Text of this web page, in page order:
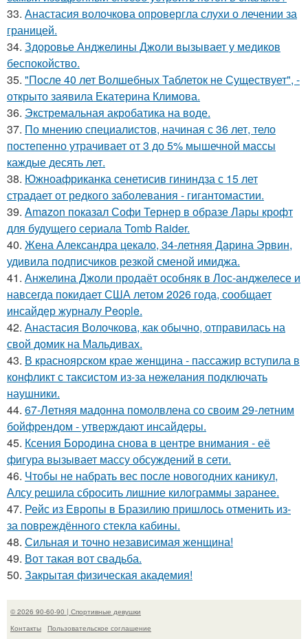
33. Анастасия волочкова опровергла слухи о лечении за
границей.
34. Здоровье Анджелины Джоли вызывает у медиков
беспокойство.
35. "После 40 лет Волшебных Таблеток не Существует", -
открыто заявила Екатерина Климова.
36. Экстремальная акробатика на воде.
37. По мнению специалистов, начиная с 36 лет, тело
постепенно утрачивает от 3 до 5% мышечной массы
каждые десять лет.
38. Южноафриканка сенетисив гининдза с 15 лет
страдает от редкого заболевания - гигантомастии.
39. Amazon показал Софи Тернер в образе Лары крофт
для будущего сериала Tomb Raider.
40. Жена Александра цекало, 34-летняя Дарина Эрвин,
удивила подписчиков резкой сменой имиджа.
41. Анжелина Джоли продаёт особняк в Лос-анджелесе и
навсегда покидает США летом 2026 года, сообщает
инсайдер журналу People.
42. Анастасия Волочкова, как обычно, отправилась на
свой домик на Мальдивах.
43. В красноярском крае женщина - пассажир вступила в
конфликт с таксистом из-за нежелания подключать
наушники.
44. 67-Летняя мадонна помолвлена со своим 29-летним
бойфрендом - утверждают инсайдеры.
45. Ксения Бородина снова в центре внимания - её
фигура вызывает массу обсуждений в сети.
46. Чтобы не набрать вес после новогодних каникул,
Алсу решила сбросить лишние килограммы заранее.
47. Рейс из Европы в Бразилию пришлось отменить из-
за повреждённого стекла кабины.
48. Сильная и точно независимая женщина!
49. Вот такая вот свадьба.
50. Закрытая физическая академия!
© 2026 90-60-90 | Спортивные девушки
Контакты
Пользовательское соглашение